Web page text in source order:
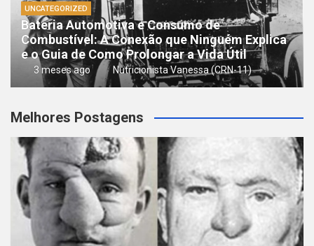
UNCATEGORIZED
Bateria Automotiva e Consumo de
Combustível: A Conexão que Ninguém Explica
e o Guia de Como Prolongar a Vida Útil
3 meses ago Nutricionista Vanessa (CRN-11)
Melhores Postagens